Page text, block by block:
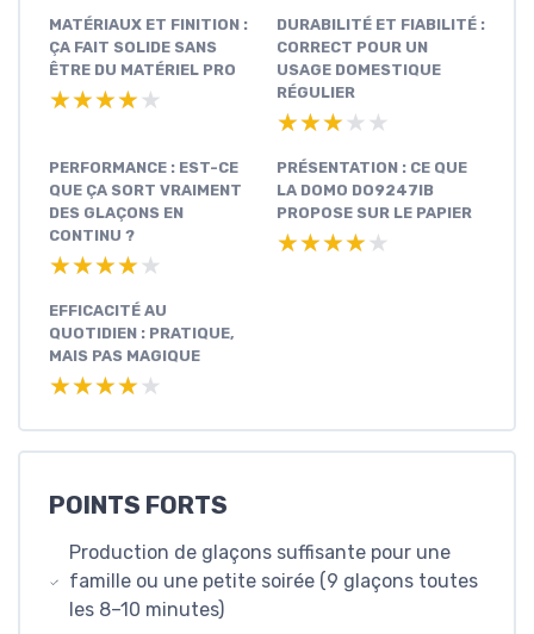
MATÉRIAUX ET FINITION :
ÇA FAIT SOLIDE SANS
ÊTRE DU MATÉRIEL PRO
★★★★★
★★★★★
DURABILITÉ ET FIABILITÉ :
CORRECT POUR UN
USAGE DOMESTIQUE
RÉGULIER
★★★★★
★★★★★
PERFORMANCE : EST-CE
QUE ÇA SORT VRAIMENT
DES GLAÇONS EN
CONTINU ?
★★★★★
★★★★★
PRÉSENTATION : CE QUE
LA DOMO DO9247IB
PROPOSE SUR LE PAPIER
★★★★★
★★★★★
EFFICACITÉ AU
QUOTIDIEN : PRATIQUE,
MAIS PAS MAGIQUE
★★★★★
★★★★★
POINTS FORTS
Production de glaçons suffisante pour une
famille ou une petite soirée (9 glaçons toutes
les 8–10 minutes)